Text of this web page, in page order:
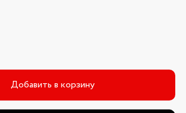
Добавить в корзину